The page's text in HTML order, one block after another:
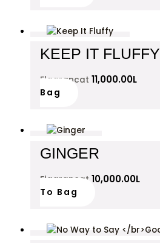
KEEP IT FLUFFY
Flagrancat11,000.00L
Bag
GINGER
Flagrancat10,000.00L
To Bag